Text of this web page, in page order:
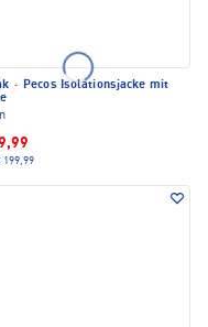
· Pecos Isolationsjacke mit
199,99